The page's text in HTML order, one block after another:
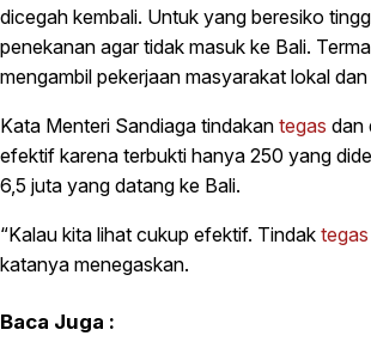
dicegah kembali. Untuk yang beresiko
penekanan agar tidak masuk ke Bali.
mengambil pekerjaan masyarakat lokal
Kata Menteri Sandiaga tindakan tegas dan
efektif karena terbukti hanya 250 yang
6,5 juta yang datang ke Bali.
“Kalau kita lihat cukup efektif. Tindak tegas
katanya menegaskan.
Baca Juga :